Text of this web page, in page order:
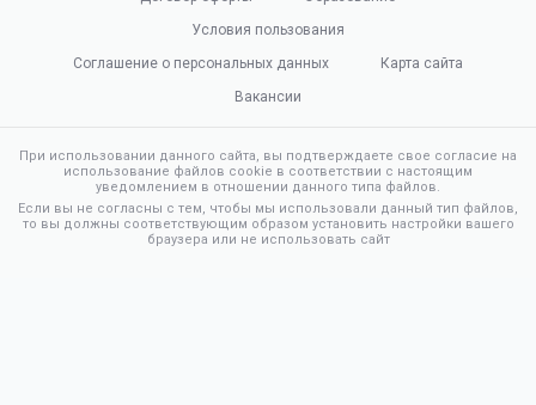
Условия пользования
Соглашение о персональных данных
Карта сайта
Вакансии
При использовании данного сайта, вы подтверждаете свое согласие на
использование файлов cookie в соответствии с настоящим
уведомлением в отношении данного типа файлов.
Если вы не согласны с тем, чтобы мы использовали данный тип файлов,
то вы должны соответствующим образом установить настройки вашего
браузера или не использовать сайт